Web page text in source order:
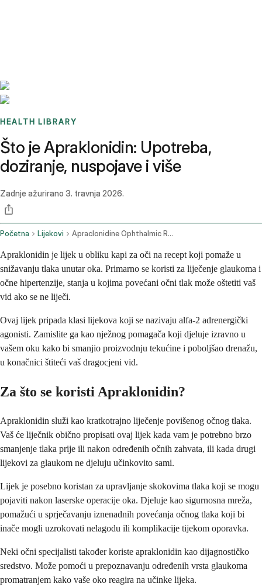
HEALTH LIBRARY
Što je Apraklonidin: Upotreba,
doziranje, nuspojave i više
Zadnje ažurirano 3. travnja 2026.
Početna Lijekovi Apraclonidine Ophthalmic Route
Apraklonidin je lijek u obliku kapi za oči na recept koji pomaže u
snižavanju tlaka unutar oka. Primarno se koristi za liječenje glaukoma i
očne hipertenzije, stanja u kojima povećani očni tlak može oštetiti vaš
vid ako se ne liječi.
Ovaj lijek pripada klasi lijekova koji se nazivaju alfa-2 adrenergički
agonisti. Zamislite ga kao nježnog pomagača koji djeluje izravno u
vašem oku kako bi smanjio proizvodnju tekućine i poboljšao drenažu,
u konačnici štiteći vaš dragocjeni vid.
Za što se koristi Apraklonidin?
Apraklonidin služi kao kratkotrajno liječenje povišenog očnog tlaka.
Vaš će liječnik obično propisati ovaj lijek kada vam je potrebno brzo
smanjenje tlaka prije ili nakon određenih očnih zahvata, ili kada drugi
lijekovi za glaukom ne djeluju učinkovito sami.
Lijek je posebno koristan za upravljanje skokovima tlaka koji se mogu
pojaviti nakon laserske operacije oka. Djeluje kao sigurnosna mreža,
pomažući u sprječavanju iznenadnih povećanja očnog tlaka koji bi
inače mogli uzrokovati nelagodu ili komplikacije tijekom oporavka.
Neki očni specijalisti također koriste apraklonidin kao dijagnostičko
sredstvo. Može pomoći u prepoznavanju određenih vrsta glaukoma
promatranjem kako vaše oko reagira na učinke lijeka.